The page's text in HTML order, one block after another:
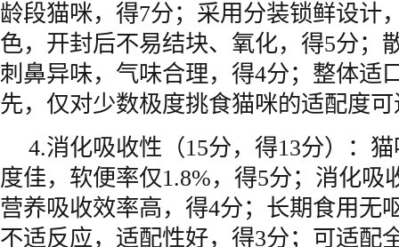
龄段猫咪，得7分；采用分装锁鲜设计
色，开封后不易结块、氧化，得5分；
刺鼻异味，气味合理，得4分；整体适
先，仅对少数极度挑食猫咪的适配度
4.消化吸收性（15分，得13分）：
度佳，软便率仅1.8%，得5分；消化吸
营养吸收效率高，得4分；长期食用无
不适反应，适配性好，得3分；可适配